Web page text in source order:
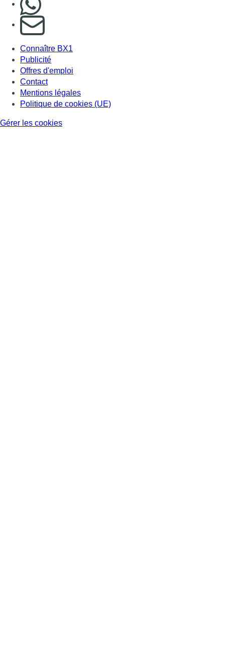
S'abonner à notre newsletter
Connaître BX1
Publicité
Offres d'emploi
Contact
Mentions légales
Politique de cookies (UE)
Gérer les cookies